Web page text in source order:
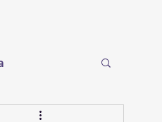
Torreón